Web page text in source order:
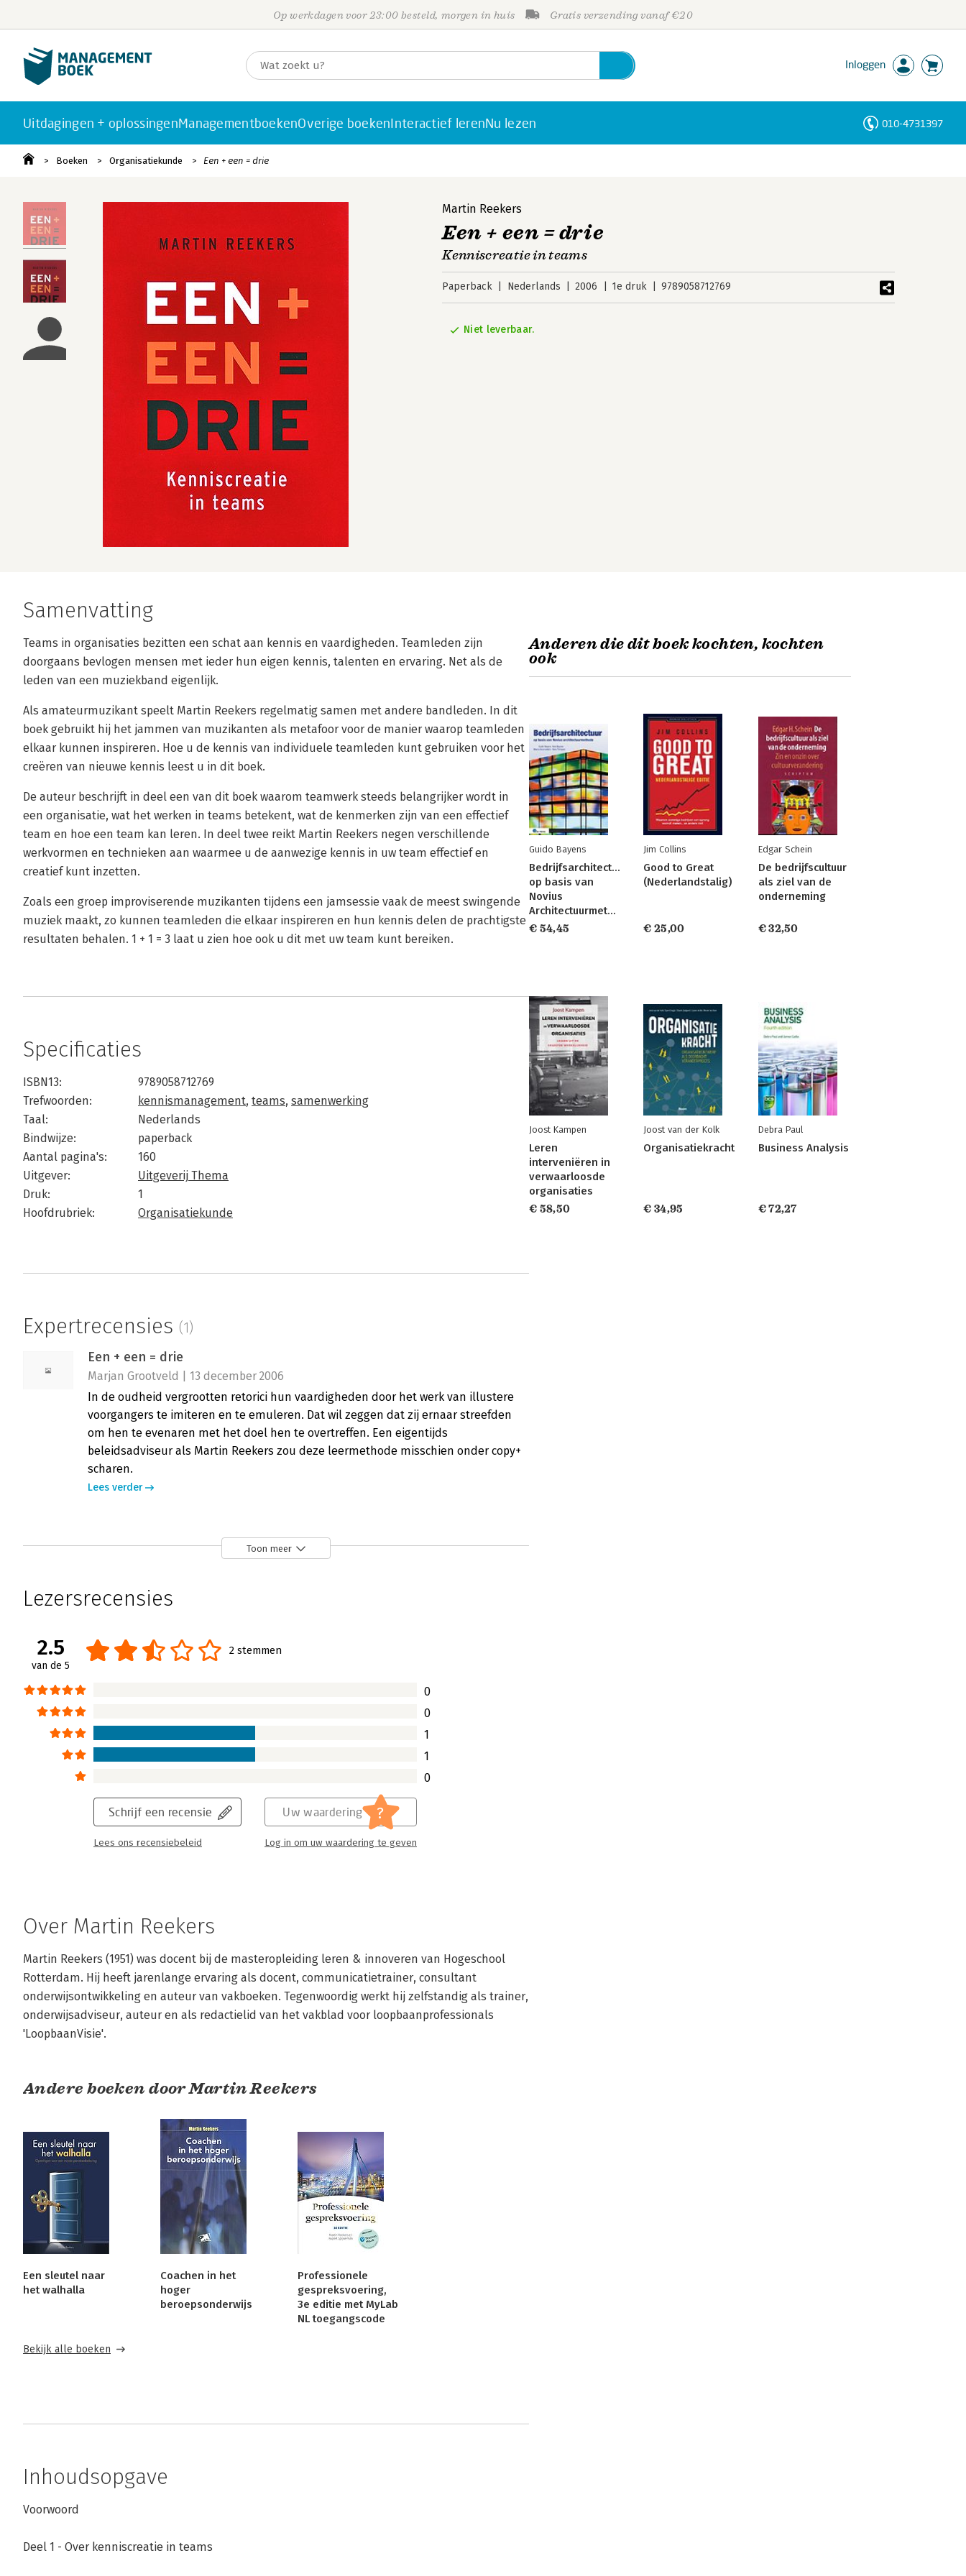
Op werkdagen voor 23:00 besteld, morgen in huis Gratis verzending vanaf €20
Inloggen
Uitdagingen + oplossingenManagementboekenOverige boekenInteractief lerenNu lezen 010-4731397
Boeken Organisatiekunde Een + een = drie
Martin Reekers
Een + een = drie
Kenniscreatie in teams
Paperback Nederlands 2006 1e druk 9789058712769
Niet leverbaar.
Samenvatting
Teams in organisaties bezitten een schat aan kennis en vaardigheden. Teamleden zijn
doorgaans bevlogen mensen met ieder hun eigen kennis, talenten en ervaring. Net als de
leden van een muziekband eigenlijk.
Als amateurmuzikant speelt Martin Reekers regelmatig samen met andere bandleden. In dit
boek gebruikt hij het jammen van muzikanten als metafoor voor de manier waarop teamleden
elkaar kunnen inspireren. Hoe u de kennis van individuele teamleden kunt gebruiken voor het
creëren van nieuwe kennis leest u in dit boek.
De auteur beschrijft in deel een van dit boek waarom teamwerk steeds belangrijker wordt in
een organisatie, wat het werken in teams betekent, wat de kenmerken zijn van een effectief
team en hoe een team kan leren. In deel twee reikt Martin Reekers negen verschillende
werkvormen en technieken aan waarmee u de aanwezige kennis in uw team effectief en
creatief kunt inzetten.
Zoals een groep improviserende muzikanten tijdens een jamsessie vaak de meest swingende
muziek maakt, zo kunnen teamleden die elkaar inspireren en hun kennis delen de prachtigste
resultaten behalen. 1 + 1 = 3 laat u zien hoe ook u dit met uw team kunt bereiken.
Specificaties
ISBN13:
9789058712769
Trefwoorden:
kennismanagement, teams, samenwerking
Taal:
Nederlands
Bindwijze:
paperback
Aantal pagina's:
160
Uitgever:
Uitgeverij Thema
Druk:
1
Hoofdrubriek:
Organisatiekunde
Expertrecensies (1)
Een + een = drie
Marjan Grootveld | 13 december 2006
In de oudheid vergrootten retorici hun vaardigheden door het werk van illustere
voorgangers te imiteren en te emuleren. Dat wil zeggen dat zij ernaar streefden
om hen te evenaren met het doel hen te overtreffen. Een eigentijds
beleidsadviseur als Martin Reekers zou deze leermethode misschien onder copy+
scharen.
Lees verder
Toon meer
Lezersrecensies
2.5
van de 5
2 stemmen
0
0
1
1
0
Schrijf een recensie
Lees ons recensiebeleid
Uw waardering ?
Log in om uw waardering te geven
Over Martin Reekers
Martin Reekers (1951) was docent bij de masteropleiding leren & innoveren van Hogeschool
Rotterdam. Hij heeft jarenlange ervaring als docent, communicatietrainer, consultant
onderwijsontwikkeling en auteur van vakboeken. Tegenwoordig werkt hij zelfstandig als trainer,
onderwijsadviseur, auteur en als redactielid van het vakblad voor loopbaanprofessionals
'LoopbaanVisie'.
Andere boeken door Martin Reekers
Een sleutel naar
het walhalla
Coachen in het
hoger
beroepsonderwijs
Professionele
gespreksvoering,
3e editie met MyLab
NL toegangscode
Bekijk alle boeken
Inhoudsopgave
Voorwoord
Deel 1 - Over kenniscreatie in teams
Anderen die dit boek kochten, kochten
ook
Guido Bayens
Bedrijfsarchitectuur
op basis van
Novius
Architectuurmethode
€ 54,45
Jim Collins
Good to Great
(Nederlandstalig)
€ 25,00
Edgar Schein
De bedrijfscultuur
als ziel van de
onderneming
€ 32,50
Joost Kampen
Leren
interveniëren in
verwaarloosde
organisaties
€ 58,50
Joost van der Kolk
Organisatiekracht
€ 34,95
Debra Paul
Business Analysis
€ 72,27
Personen